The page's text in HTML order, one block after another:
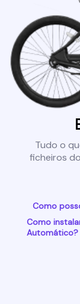
Tudo o
ficheiros
Como
Como
Automático?